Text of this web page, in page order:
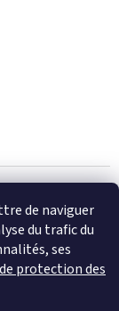
de naviguer
du trafic du
ses
protection des